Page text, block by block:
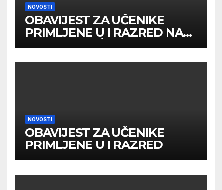
NOVOSTI
OBAVIJEST ZA UČENIKE
PRIMLJENE U I RAZRED NA
DRUGOM UPİSNOM ROKU
NOVOSTI
OBAVIJEST ZA UČENIKE
PRIMLJENE U I RAZRED